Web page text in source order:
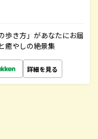
歩き方」があなたにお届
癒やしの絶景集
詳細を見る